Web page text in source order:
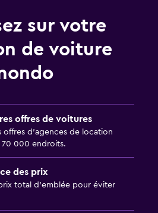
sur votre
de voiture
offres de voitures
offres d’agences de location
70 000 endroits.
des prix
total d’emblée pour éviter